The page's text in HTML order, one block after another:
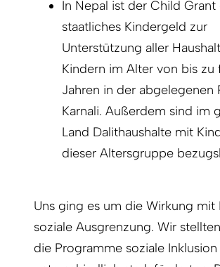
In Nepal ist der Child Grant
staatliches Kindergeld zur
Unterstützung aller
Kindern im Alter von bis zu
Jahren in der abgelegenen
Karnali. Außerdem sind im
Land Dalithaushalte mit
dieser Altersgruppe
Uns ging es um die Wirkung mit
soziale Ausgrenzung. Wir
die Programme soziale Inklusion